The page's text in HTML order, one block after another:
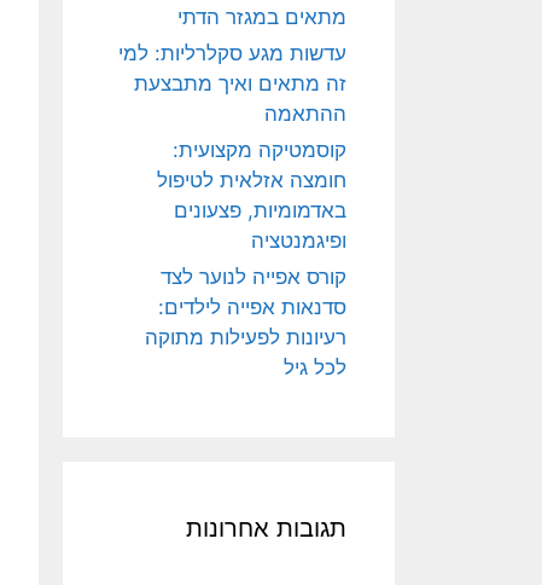
מתאים במגזר הדתי
עדשות מגע סקלרליות: למי
זה מתאים ואיך מתבצעת
ההתאמה
קוסמטיקה מקצועית:
חומצה אזלאית לטיפול
באדמומיות, פצעונים
ופיגמנטציה
קורס אפייה לנוער לצד
סדנאות אפייה לילדים:
רעיונות לפעילות מתוקה
לכל גיל
תגובות אחרונות